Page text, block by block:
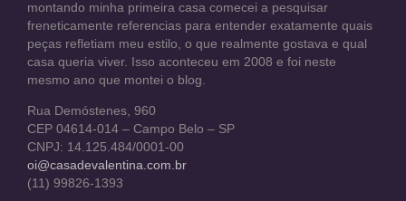
montando minha primeira casa comecei a pesquisar
freneticamente referencias para entender exatamente quais
peças refletiam meu estilo, o que realmente gostava e qual
casa queria viver. Isso aconteceu em 2008 e foi neste
mesmo ano que montei o blog.
Rua Demóstenes, 960
CEP 04614-014 – Campo Belo – SP
CNPJ: 14.125.484/0001-00
oi@casadevalentina.com.br
(11) 99826-1393